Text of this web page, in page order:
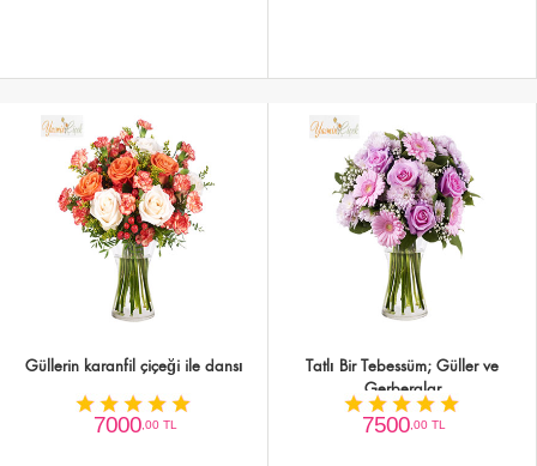
Güllerin karanfil çiçeği ile dansı
7000,00 TL
Tatlı Bir Tebessüm; Güller ve
Gerberalar
7500,00 TL